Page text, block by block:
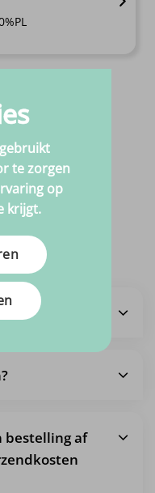
vragen
bestelling af
te zorgen
op
krijgt.